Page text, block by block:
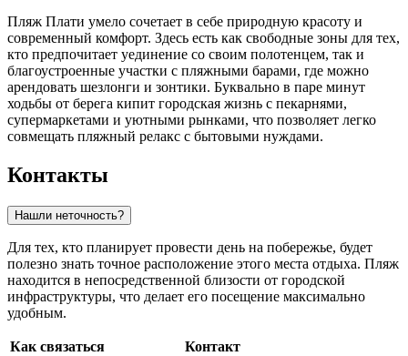
Пляж Плати умело сочетает в себе природную красоту и
современный комфорт. Здесь есть как свободные зоны для тех,
кто предпочитает уединение со своим полотенцем, так и
благоустроенные участки с пляжными барами, где можно
арендовать шезлонги и зонтики. Буквально в паре минут
ходьбы от берега кипит городская жизнь с пекарнями,
супермаркетами и уютными рынками, что позволяет легко
совмещать пляжный релакс с бытовыми нуждами.
Контакты
Нашли неточность?
Для тех, кто планирует провести день на побережье, будет
полезно знать точное расположение этого места отдыха. Пляж
находится в непосредственной близости от городской
инфраструктуры, что делает его посещение максимально
удобным.
Как связаться
Контакт